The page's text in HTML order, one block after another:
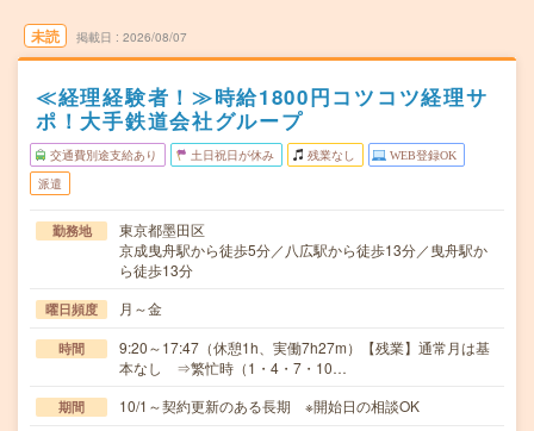
未読 掲載日 2026/08/07
≪経理経験者！≫時給1800円コツコツ経理サ
ポ！大手鉄道会社グループ
交通費別途支給あり 土日祝日が休み 残業なし WEB登録OK
派遣
勤務地
東京都墨田区
京成曳舟駅から徒歩5分／八広駅から徒歩13分／曳舟駅か
ら徒歩13分
曜日頻度 月～金
時間
9:20～17:47（休憩1h、実働7h27m）【残業】通常月は基
本なし ⇒繁忙時（1・4・7・10…
期間 10/1～契約更新のある長期 ※開始日の相談OK